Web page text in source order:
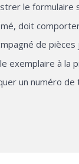
le formulaire
doit
de
exemplaire à la
un numéro